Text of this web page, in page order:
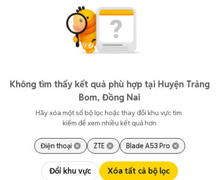
Không tìm thấy kết quả phù hợp tại Huyện Trảng
Bom, Đồng Nai
Hãy xóa một số bộ lọc hoặc thay đổi khu vực tìm
kiếm để xem nhiều kết quả hơn
Điện thoại ZTE Blade A53 Pro
Đổi khu vực Xóa tất cả bộ lọc